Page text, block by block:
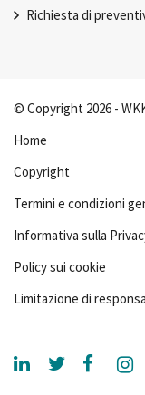
Richiesta di
© Copyright 2026 -
Home
Copyright
Termini e condizioni
Informativa sulla
Policy sui cookie
Limitazione di